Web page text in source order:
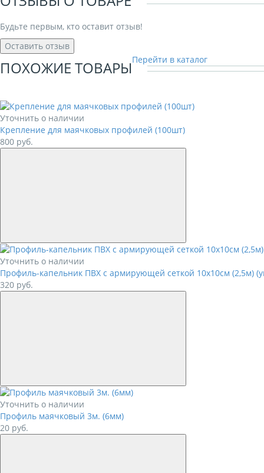
Будьте первым, кто оставит отзыв!
Оставить отзыв
ПОХОЖИЕ ТОВАРЫПерейти в каталог
Уточнить о наличии
Крепление для маячковых профилей (100шт)
800 руб.
Уточнить о наличии
Профиль-капельник ПВХ с армирующей сеткой 10х10см (2,5м)
320 руб.
Уточнить о наличии
Профиль маячковый 3м. (6мм)
20 руб.